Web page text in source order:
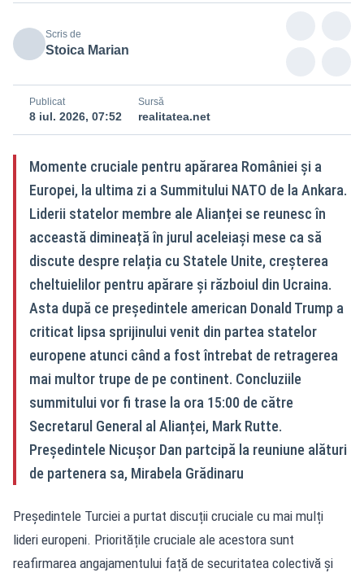
Scris de
Stoica Marian
Publicat
8 iul. 2026, 07:52
Sursă
realitatea.net
Momente cruciale pentru apărarea României și a
Europei, la ultima zi a Summitului NATO de la Ankara.
Liderii statelor membre ale Alianței se reunesc în
acceastă dimineață în jurul aceleiași mese ca să
discute despre relația cu Statele Unite, creșterea
cheltuielilor pentru apărare și războiul din Ucraina.
Asta după ce președintele american Donald Trump a
criticat lipsa sprijinului venit din partea statelor
europene atunci când a fost întrebat de retragerea
mai multor trupe de pe continent. Concluziile
summitului vor fi trase la ora 15:00 de către
Secretarul General al Alianței, Mark Rutte.
Președintele Nicușor Dan partcipă la reuniune alături
de partenera sa, Mirabela Grădinaru
Președintele Turciei a purtat discuții cruciale cu mai mulți
lideri europeni. Prioritățile cruciale ale acestora sunt
reafirmarea angajamentului față de securitatea colectivă și